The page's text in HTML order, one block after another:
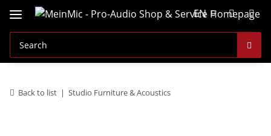
EN
Back to list Studio Furniture & Acoustics